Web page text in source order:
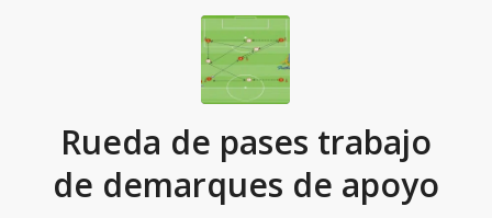
Rueda de pases trabajo
de demarques de apoyo